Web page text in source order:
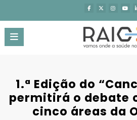
o
conteúdo
1.ª Edição do
permitirá o debate
cinco áreas da